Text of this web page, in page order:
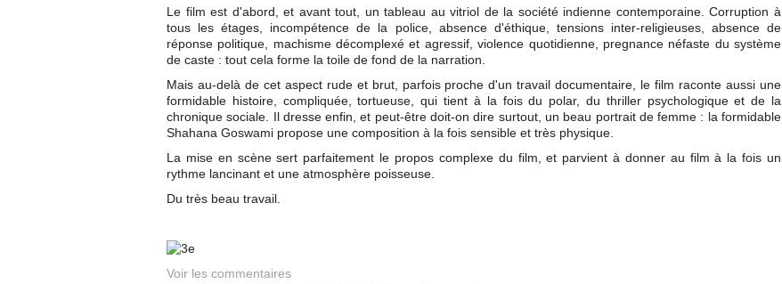
Le film est d'abord, et avant tout, un tableau au vitriol de la société indienne contemporaine. Corruption à
tous les étages, incompétence de la police, absence d'éthique, tensions inter-religieuses, absence de
réponse politique, machisme décomplexé et agressif, violence quotidienne, pregnance néfaste du système
de caste : tout cela forme la toile de fond de la narration.
Mais au-delà de cet aspect rude et brut, parfois proche d'un travail documentaire, le film raconte aussi une
formidable histoire, compliquée, tortueuse, qui tient à la fois du polar, du thriller psychologique et de la
chronique sociale. Il dresse enfin, et peut-être doit-on dire surtout, un beau portrait de femme : la formidable
Shahana Goswami propose une composition à la fois sensible et très physique.
La mise en scène sert parfaitement le propos complexe du film, et parvient à donner au film à la fois un
rythme lancinant et une atmosphère poisseuse.
Du très beau travail.
Voir les commentaires